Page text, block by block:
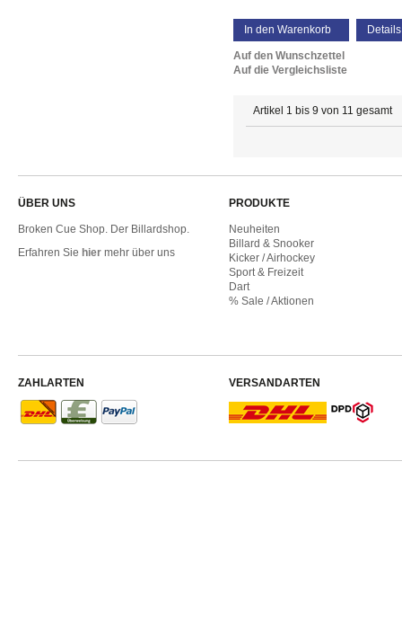
In den Warenkorb Details
Auf den Wunschzettel
Auf die Vergleichsliste
Artikel 1 bis 9 von 11 gesamt
ÜBER UNS
Broken Cue Shop. Der Billardshop.
Erfahren Sie hier mehr über uns
PRODUKTE
Neuheiten
Billard & Snooker
Kicker / Airhockey
Sport & Freizeit
Dart
% Sale / Aktionen
ZAHLARTEN VERSANDARTEN